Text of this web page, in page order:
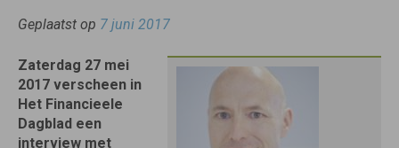
Geplaatst op 7 juni 2017
Zaterdag 27 mei
2017 verscheen in
Het Financieele
Dagblad een
interview met